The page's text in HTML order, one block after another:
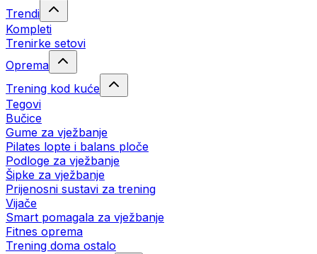
Trendi
Kompleti
Trenirke setovi
Oprema
Trening kod kuće
Tegovi
Bučice
Gume za vježbanje
Pilates lopte i balans ploče
Podloge za vježbanje
Šipke za vježbanje
Prijenosni sustavi za trening
Vijače
Smart pomagala za vježbanje
Fitnes oprema
Trening doma ostalo